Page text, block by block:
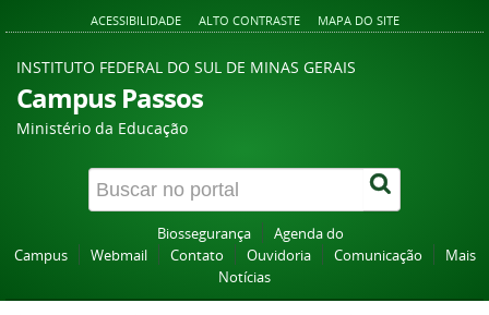
ACESSIBILIDADE ALTO CONTRASTE MAPA DO SITE
INSTITUTO FEDERAL DO SUL DE MINAS GERAIS
Campus Passos
Ministério da Educação
Biossegurança
Agenda do
Campus
Webmail Contato Ouvidoria Comunicação
Mais
Notícias